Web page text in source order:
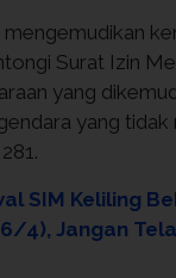
Surat Izin
yang
yang tidak
SIM Keliling
4), Jangan